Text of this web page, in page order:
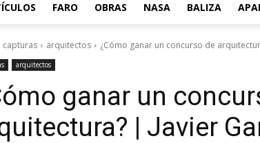
FARO OBRAS NASA BALIZA
capturas arquitectos ¿Cómo ganar un concurso de
arquitectos
ganar un
| Javier